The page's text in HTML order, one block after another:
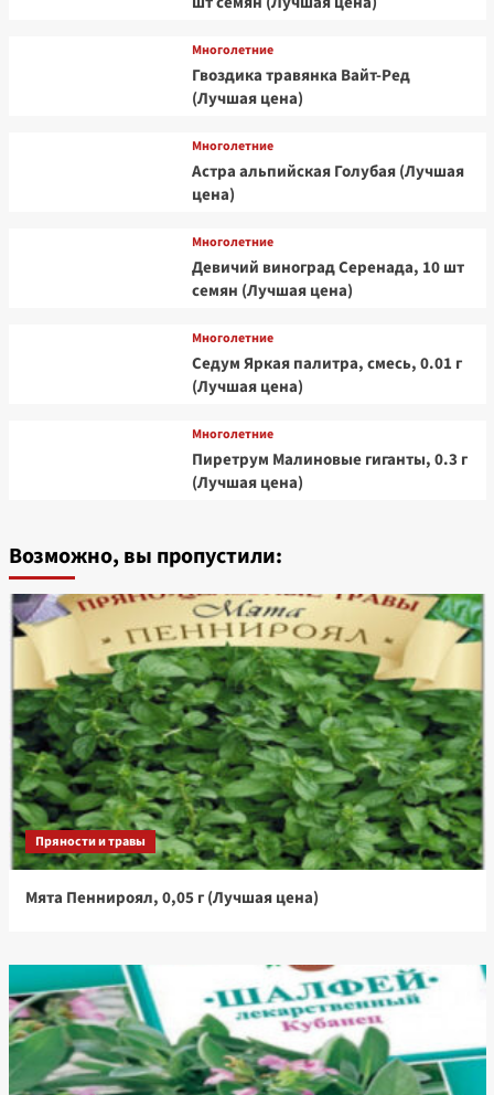
Многолетние
Гвоздика травянка Вайт-Ред
(Лучшая цена)
Многолетние
Астра альпийская Голубая (Лучшая
цена)
Многолетние
Девичий виноград Серенада, 10 шт
семян (Лучшая цена)
Многолетние
Седум Яркая палитра, смесь, 0.01 г
(Лучшая цена)
Многолетние
Пиретрум Малиновые гиганты, 0.3 г
(Лучшая цена)
Возможно, вы пропустили:
Пряности и травы
Мята Пеннироял, 0,05 г (Лучшая цена)